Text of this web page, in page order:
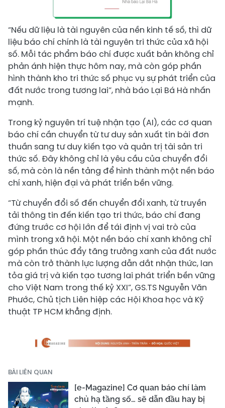
“Nếu dữ liệu là tài nguyên của nền kinh tế số, thì dữ
liệu báo chí chính là tài nguyên tri thức của xã hội
số. Mỗi tác phẩm báo chí được xuất bản không chỉ
phản ánh hiện thực hôm nay, mà còn góp phần
hình thành kho tri thức số phục vụ sự phát triển của
đất nước trong tương lai”, nhà báo Lại Bá Hà nhấn
mạnh.
Trong kỷ nguyên trí tuệ nhận tạo (AI), các cơ quan
báo chí cần chuyển từ tư duy sản xuất tin bài đơn
thuần sang tư duy kiến tạo và quản trị tài sản tri
thức số. Đây không chỉ là yêu cầu của chuyển đổi
số, mà còn là nền tảng để hình thành một nền báo
chí xanh, hiện đại và phát triển bền vững.
“Từ chuyển đổi số đến chuyển đổi xanh, từ truyền
tải thông tin đến kiến tạo tri thức, báo chí đang
đứng trước cơ hội lớn để tái định vị vai trò của
mình trong xã hội. Một nền báo chí xanh không chỉ
góp phần thúc đẩy tăng trưởng xanh của đất nước
mà còn trở thành lực lượng dẫn dắt nhận thức, lan
tỏa giá trị và kiến tạo tương lai phát triển bền vững
cho Việt Nam trong thế kỷ XXI”, GS.TS Nguyễn Văn
Phước, Chủ tịch Liên hiệp các Hội Khoa học và Kỹ
thuật TP HCM khẳng định.
BÀI LIÊN QUAN
[e-Magazine] Cơ quan báo chí làm
chủ hạ tầng số… sẽ dẫn đầu hay bị